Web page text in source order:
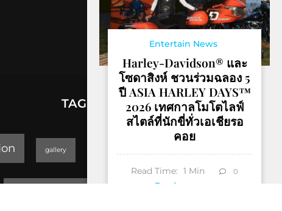
Entertain News
Harley-Davidson® และ
โซดาสิงห์ ชวนร่วมฉลอง 5
ปี ASIA HARLEY DAYS™
2026 เทศกาลโมโตไลฟ์
สไตล์ที่นักขี่ทั่วเอเชียรอ
คอย
Read Time: 1 Min 0
Read more
TAGS
gallery lifestyle
Trending